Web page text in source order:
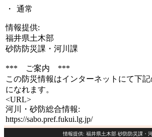
・
通常
情報提供:
福井県土木部
砂防防災課・河川課
*** ご案内 ***
この防災情報はインターネットにて下
になれます。
<URL>
河川・砂防総合情報:
https://sabo.pref.fukui.lg.jp/
情報提供: 福井県土木部 砂防防災課・